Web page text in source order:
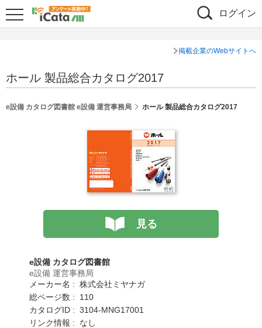
ログイン
掲載企業のWebサイトへ
ホール 製品総合カタログ2017
e設備 カタログ図書館 e設備 運営事務局 ホール 製品総合カタログ2017
見る
e設備 カタログ図書館
e設備 運営事務局
メーカー名 : 株式会社ミヤナガ
総ページ数 : 110
カタログID : 3104-MNG17001
リンク情報 : なし